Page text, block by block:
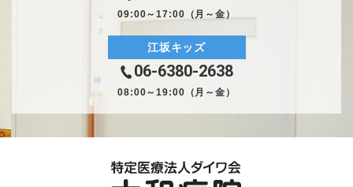
09:00～17:00（月～金）
江坂キッズ
06-6380-2638
08:00～19:00（月～金）